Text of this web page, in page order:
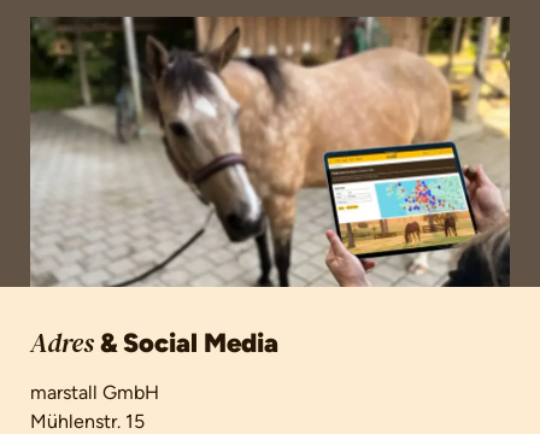
Adres& Social Media
marstall GmbH
Mühlenstr. 15